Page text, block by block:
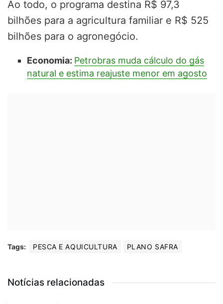
Ao todo, o programa destina R$ 97,3
bilhões para a agricultura familiar e R$ 525
bilhões para o agronegócio.
Economia: Petrobras muda cálculo do gás
natural e estima reajuste menor em agosto
Tags: PESCA E AQUICULTURA PLANO SAFRA
Notícias relacionadas